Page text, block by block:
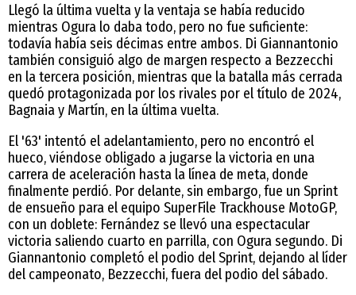
Llegó la última vuelta y la ventaja se había reducido
mientras Ogura lo daba todo, pero no fue suficiente:
todavía había seis décimas entre ambos. Di Giannantonio
también consiguió algo de margen respecto a Bezzecchi
en la tercera posición, mientras que la batalla más cerrada
quedó protagonizada por los rivales por el título de 2024,
Bagnaia y Martín, en la última vuelta.
El '63' intentó el adelantamiento, pero no encontró el
hueco, viéndose obligado a jugarse la victoria en una
carrera de aceleración hasta la línea de meta, donde
finalmente perdió. Por delante, sin embargo, fue un Sprint
de ensueño para el equipo SuperFile Trackhouse MotoGP,
con un doblete: Fernández se llevó una espectacular
victoria saliendo cuarto en parrilla, con Ogura segundo. Di
Giannantonio completó el podio del Sprint, dejando al líder
del campeonato, Bezzecchi, fuera del podio del sábado.